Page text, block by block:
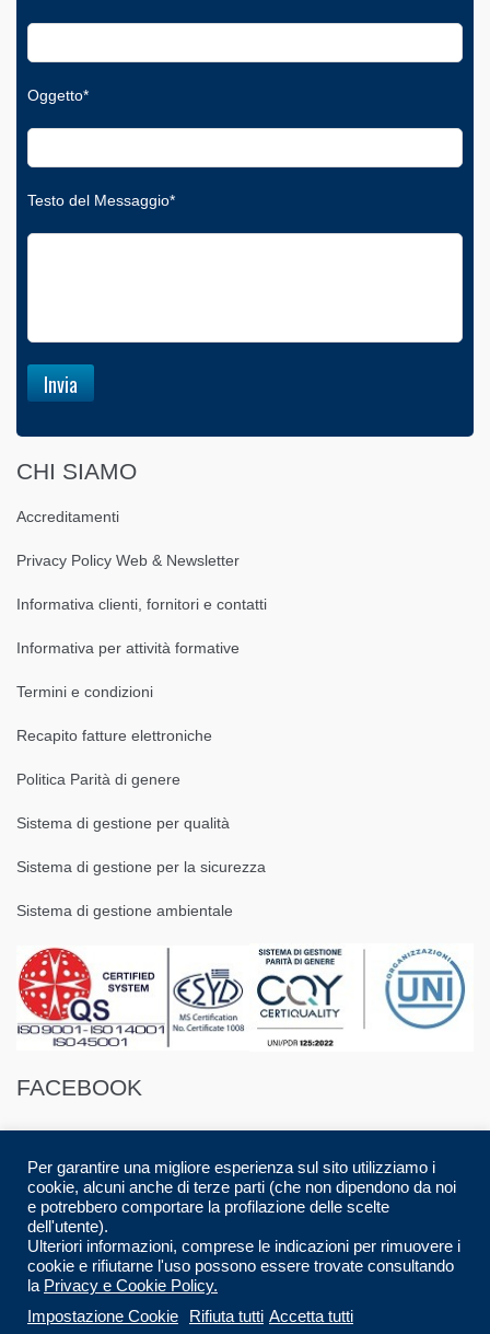
Oggetto*
Testo del Messaggio*
CHI SIAMO
Accreditamenti
Privacy Policy Web & Newsletter
Informativa clienti, fornitori e contatti
Informativa per attività formative
Termini e condizioni
Recapito fatture elettroniche
Politica Parità di genere
Sistema di gestione per qualità
Sistema di gestione per la sicurezza
Sistema di gestione ambientale
FACEBOOK
© 2016 Spazio88 S.r.l. p.i. 08283280017 | Developed by
Designed by AdContent | All Rights Reserved.
Per garantire una migliore esperienza sul sito utilizziamo i
cookie, alcuni anche di terze parti (che non dipendono da noi
e potrebbero comportare la profilazione delle scelte
dell'utente).
Ulteriori informazioni, comprese le indicazioni per rimuovere i
cookie e rifiutarne l'uso possono essere trovate consultando
la Privacy e Cookie Policy.
Impostazione Cookie
Rifiuta tutti Accetta tutti